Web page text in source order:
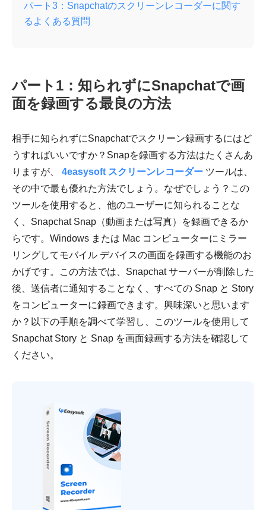
パート3：Snapchatのスクリーンレコーダーに関す
るよくある質問
パート1：知られずにSnapchatで画
面を録画する最良の方法
相手に知られずにSnapchatでスクリーン録画するにはど
うすればいいですか？Snapを録画する方法はたくさんあ
りますが、 4easysoft スクリーンレコーダー ツールは、
その中で最も優れた方法でしょう。なぜでしょう？この
ツールを使用すると、他のユーザーに知られることな
く、Snapchat Snap（動画または写真）を録画できるか
らです。Windows または Mac コンピューターにミラー
リングしてモバイル デバイスの画面を録画する機能のお
かげです。この方法では、Snapchat サーバーが削除した
後、送信者に通知することなく、すべての Snap と Story
をコンピューターに録画できます。興味深いと思います
か？以下の手順を調べて学習し、このツールを使用して
Snapchat Story と Snap を画面録画する方法を確認して
ください。